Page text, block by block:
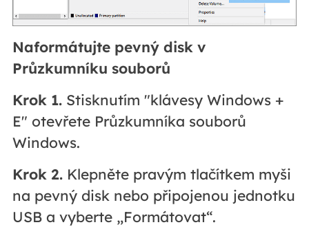
Naformátujte pevný disk v
Průzkumníku souborů
Krok 1.Stisknutím "klávesy Windows +
E" otevřete Průzkumníka souborů
Windows.
Krok 2.Klepněte pravým tlačítkem myši
na pevný disk nebo připojenou jednotku
USB a vyberte „Formátovat“.